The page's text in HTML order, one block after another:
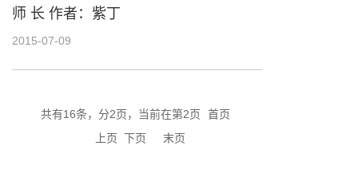
师 长 作者：紫丁
2015-07-09
共有16条，分2页，当前在第2页
首页
上页 下页 末页